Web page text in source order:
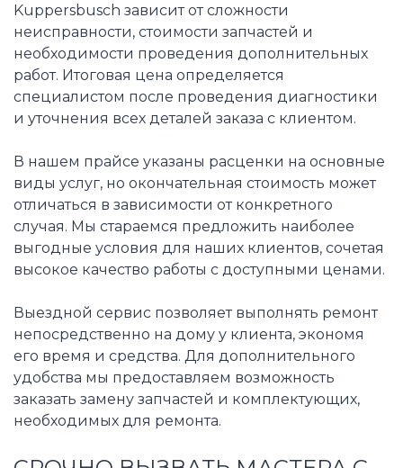
Kuppersbusch зависит от сложности
неисправности, стоимости запчастей и
необходимости проведения дополнительных
работ. Итоговая цена определяется
специалистом после проведения диагностики
и уточнения всех деталей заказа с клиентом.
В нашем прайсе указаны расценки на основные
виды услуг, но окончательная стоимость может
отличаться в зависимости от конкретного
случая. Мы стараемся предложить наиболее
выгодные условия для наших клиентов, сочетая
высокое качество работы с доступными ценами.
Выездной сервис позволяет выполнять ремонт
непосредственно на дому у клиента, экономя
его время и средства. Для дополнительного
удобства мы предоставляем возможность
заказать замену запчастей и комплектующих,
необходимых для ремонта.